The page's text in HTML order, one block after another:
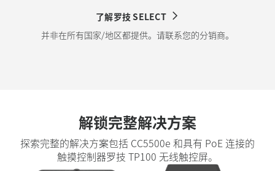
了解罗技 SELECT
并非在所有国家/地区都提供。请联系您的分销商。
解锁完整解决方案
探索完整的解决方案包括 CC5500e 和具有 PoE 连接的
触摸控制器罗技 TP100 无线触控屏。